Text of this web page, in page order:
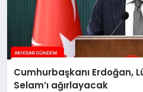
Cumhurbaşkanı Erdoğan,
Selam’ı ağırlayacak